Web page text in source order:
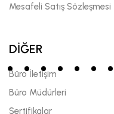
Mesafeli Satış Sözleşmesi
DİĞER
Büro İletişim
Büro Müdürleri
Sertifikalar